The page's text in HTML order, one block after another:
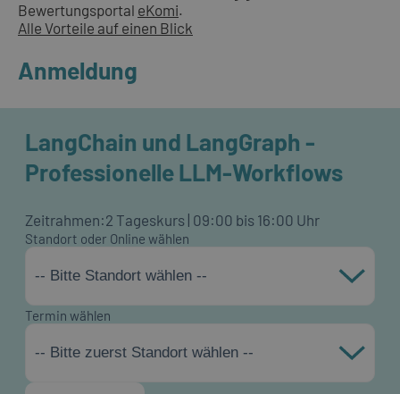
Bewertungsportal eKomi.
Alle Vorteile auf einen Blick
Anmeldung
LangChain und LangGraph -
Professionelle LLM-Workflows
Zeitrahmen:2 Tageskurs | 09:00 bis 16:00 Uhr
Standort oder Online wählen
-- Bitte Standort wählen --
Termin wählen
-- Bitte zuerst Standort wählen --